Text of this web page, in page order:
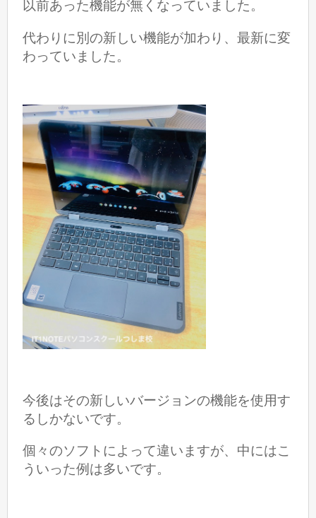
以前あった機能が無くなっていました。
代わりに別の新しい機能が加わり、最新に変
わっていました。
今後はその新しいバージョンの機能を使用す
るしかないです。
個々のソフトによって違いますが、 中にはこ
ういった例は多いです。